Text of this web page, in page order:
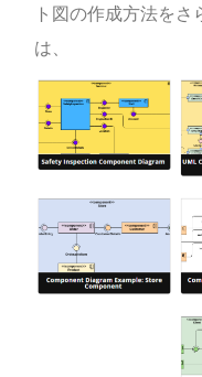
ト図の作成方法を
は、